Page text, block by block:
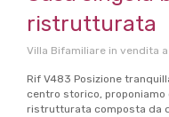
ristrutturata
Villa Bifamiliare in vendita a
Rif V483 Posizione
centro storico,
ristrutturata composta da